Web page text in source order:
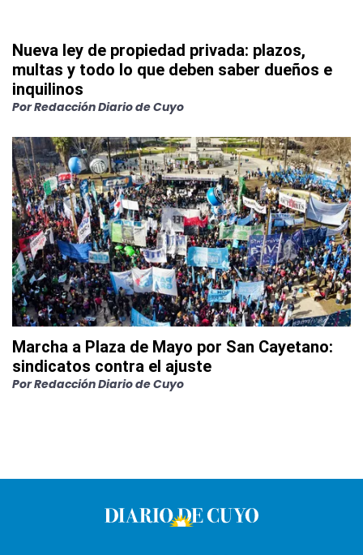
Nueva ley de propiedad privada: plazos,
multas y todo lo que deben saber dueños e
inquilinos
PorRedacción Diario de Cuyo
Marcha a Plaza de Mayo por San Cayetano:
sindicatos contra el ajuste
PorRedacción Diario de Cuyo